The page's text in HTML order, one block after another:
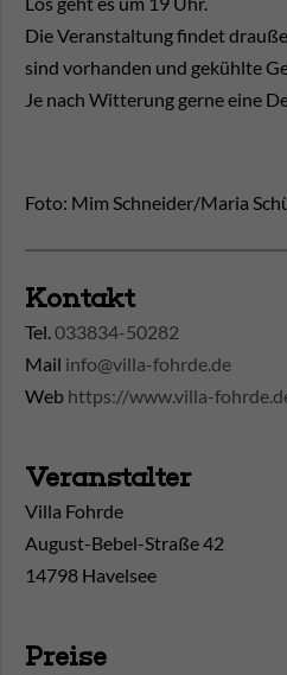
Die Veranstaltung findet
sind vorhanden und gekühlte
Je nach Witterung gerne eine
Foto: Mim Schneider/Maria
Kontakt
Tel.033834-50282
Mail info@villa-fohrde.de
Web https://www.villa-
Veranstalter
Villa Fohrde
August-Bebel-Straße 42
14798 Havelsee
Preise